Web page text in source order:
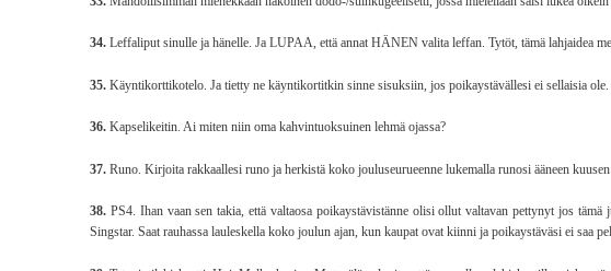
34. Leffaliput sinulle ja hänelle. Ja LUPAA, että annat HÄNEN valita leffan. Tytöt, tämä lahjaidea
35. Käyntikorttikotelo. Ja tietty ne käyntikortitkin sinne sisuksiin, jos poikaystävällesi ei sellaisia
36. Kapselikeitin. Ai miten niin oma kahvintuoksuinen lehmä ojassa?
37. Runo. Kirjoita rakkaallesi runo ja herkistä koko jouluseurueenne lukemalla runosi ääneen
38. PS4. Ihan vaan sen takia, että valtaosa poikaystävistänne olisi ollut valtavan pettynyt jos
Singstar. Saat rauhassa lauleskella koko joulun ajan, kun kaupat ovat kiinni ja poikaystäväsi ei saa